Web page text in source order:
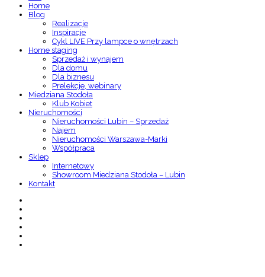
Home
Blog
Realizacje
Inspiracje
Cykl LIVE Przy lampce o wnętrzach
Home staging
Sprzedaż i wynajem
Dla domu
Dla biznesu
Prelekcje, webinary
Miedziana Stodoła
Klub Kobiet
Nieruchomości
Nieruchomości Lubin – Sprzedaż
Najem
Nieruchomości Warszawa-Marki
Współpraca
Sklep
Internetowy
Showroom Miedziana Stodoła – Lubin
Kontakt